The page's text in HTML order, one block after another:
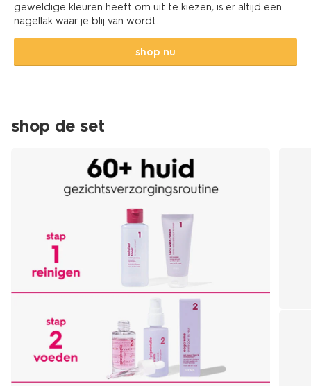
geweldige kleuren heeft om uit te kiezen, is er altijd een
nagellak waar je blij van wordt.
shop nu
shop de set